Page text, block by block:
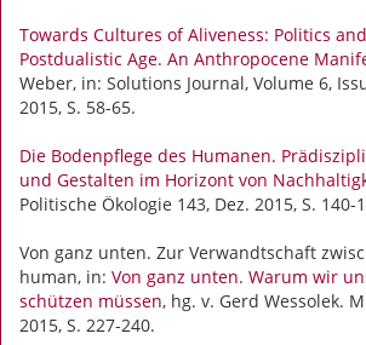
Towards Cultures of Aliveness: Politics
Postdualistic Age. An Anthropocene
Weber, in: Solutions Journal, Volume 6,
2015, S. 58-65.
Die Bodenpflege des Humanen.
und Gestalten im Horizont von
Politische Ökologie 143, Dez. 2015, S. 140-
Von ganz unten. Zur Verwandtschaft
human, in: Von ganz unten. Warum wir
schützen müssen, hg. v. Gerd Wessolek.
2015, S. 227-240.